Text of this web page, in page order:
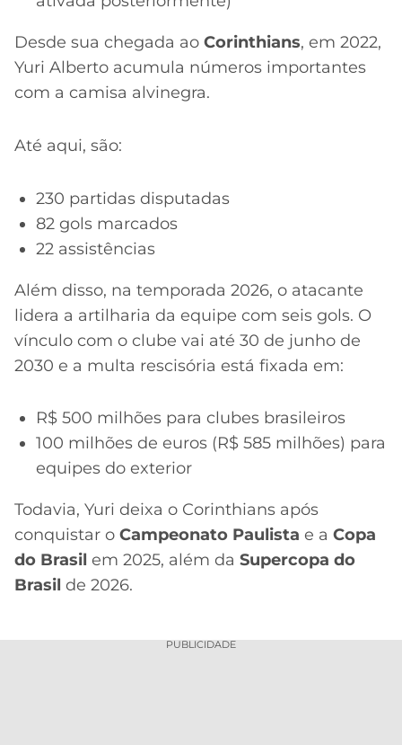
Desde sua chegada ao Corinthians, em 2022,
Yuri Alberto acumula números importantes
com a camisa alvinegra.
Até aqui, são:
230 partidas disputadas
82 gols marcados
22 assistências
Além disso, na temporada 2026, o atacante
lidera a artilharia da equipe com seis gols. O
vínculo com o clube vai até 30 de junho de
2030 e a multa rescisória está fixada em:
R$ 500 milhões para clubes brasileiros
100 milhões de euros (R$ 585 milhões) para
equipes do exterior
Todavia, Yuri deixa o Corinthians após
conquistar o Campeonato Paulista e a Copa
do Brasil em 2025, além da Supercopa do
Brasil de 2026.
PUBLICIDADE